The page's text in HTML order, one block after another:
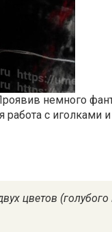
немного
работа с иголками
цветов (голубого